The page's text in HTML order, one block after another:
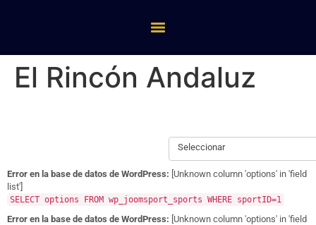
El Rincón Andaluz
Seleccionar
Error en la base de datos de WordPress: [Unknown column 'options' in 'field
list']
SELECT options FROM wp_joomsport_sports WHERE sportID=1
Error en la base de datos de WordPress: [Unknown column 'options' in 'field